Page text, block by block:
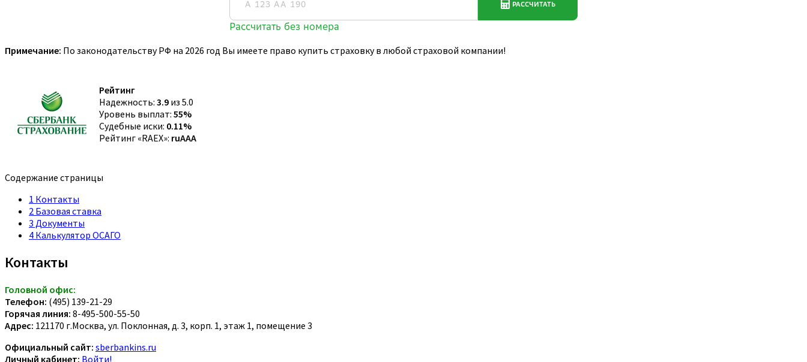
Примечание: По законодательству РФ на 2026 год Вы имеете право купить страховку в любой страховой компании!
Рейтинг
Надежность: 3.9 из 5.0
Уровень выплат: 55%
Судебные иски: 0.11%
Рейтинг «RAEX»: ruAAA
Содержание страницы
1 Контакты
2 Базовая ставка
3 Документы
4 Калькулятор ОСАГО
Контакты
Головной офис:
Телефон: (495) 139-21-29
Горячая линия: 8-495-500-55-50
Адрес: 121170 г.Москва, ул. Поклонная, д. 3, корп. 1, этаж 1, помещение 3
Официальный сайт: sberbankins.ru
Личный кабинет: Войти!